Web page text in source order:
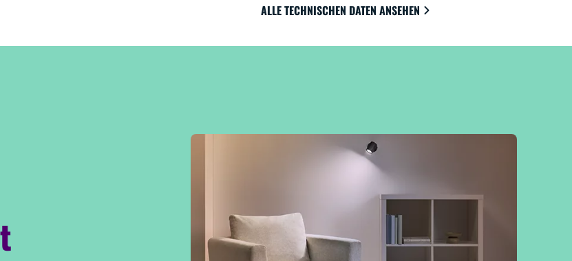
ALLE TECHNISCHEN DATEN ANSEHEN